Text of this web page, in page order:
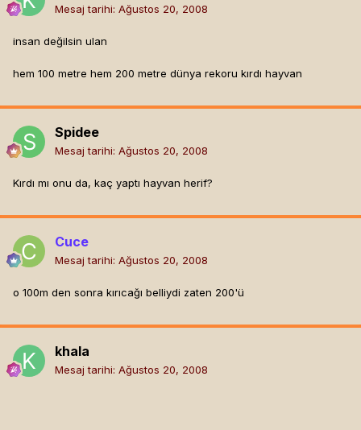
Mesaj tarihi: Ağustos 20, 2008
insan değilsin ulan
hem 100 metre hem 200 metre dünya rekoru kırdı hayvan
Spidee
Mesaj tarihi: Ağustos 20, 2008
Kırdı mı onu da, kaç yaptı hayvan herif?
Cuce
Mesaj tarihi: Ağustos 20, 2008
o 100m den sonra kırıcağı belliydi zaten 200'ü
khala
Mesaj tarihi: Ağustos 20, 2008